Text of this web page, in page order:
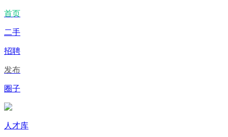
首页
二手
招聘
发布
圈子
人才库